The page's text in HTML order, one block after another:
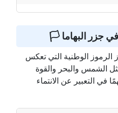
في جزر البهاما 🏳️
الرموز الوطنية التي تعكس
الشمس والبحر والقوة
في التعبير عن الانتماء